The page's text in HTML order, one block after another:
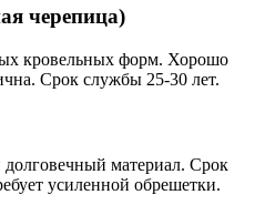
черепица)
кровельных форм. Хорошо
Срок службы 25-30 лет.
материал. Срок
усиленной обрешетки.